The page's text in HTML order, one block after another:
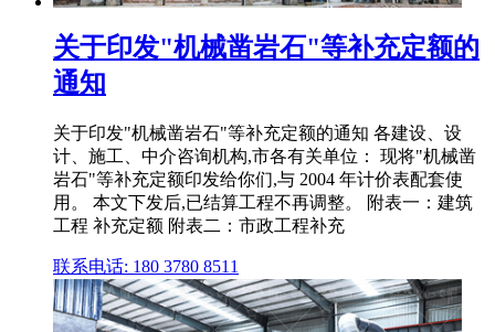
关于印发"机械凿岩石"等补充定额的
通知
关于印发"机械凿岩石"等补充定额的通知 各建设、设
计、施工、中介咨询机构,市各有关单位： 现将"机械凿
岩石"等补充定额印发给你们,与 2004 年计价表配套使
用。 本文下发后,已结算工程不再调整。 附表一：建筑
工程 补充定额 附表二：市政工程补充
联系电话: 180 3780 8511